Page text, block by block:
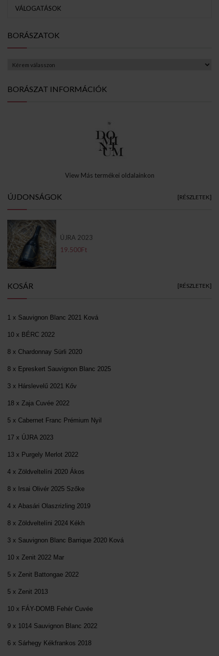
VÁLOGATÁSOK
BORÁSZATOK
BORÁSZAT INFORMÁCIÓK
View Más termékei oldalainkon
ÚJDONSÁGOK [RÉSZLETEK]
ÚJRA 2023
19.500Ft
KOSÁR [RÉSZLETEK]
1 x Sauvignon Blanc 2021 Ková
10 x BÉRC 2022
8 x Chardonnay Sürli 2020
8 x Epreskert Sauvignon Blanc 2025
3 x Hárslevelű 2021 Kőv
18 x Zaja Cuvée 2022
5 x Cabernet Franc Prémium Nyil
17 x ÚJRA 2023
13 x Purgely Merlot 2022
4 x Zöldveltelíni 2020 Ákos
8 x Irsai Olivér 2025 Szőke
4 x Abasári Olaszrizling 2019
8 x Zöldveltelíni 2024 Kékh
3 x Sauvignon Blanc Barrique 2020 Ková
10 x Zenit 2022 Mar
5 x Zenit Battongae 2022
5 x Zenit 2013
10 x FÁY-DOMB Fehér Cuvée
9 x 1014 Sauvignon Blanc 2022
6 x Sárhegy Kékfrankos 2018